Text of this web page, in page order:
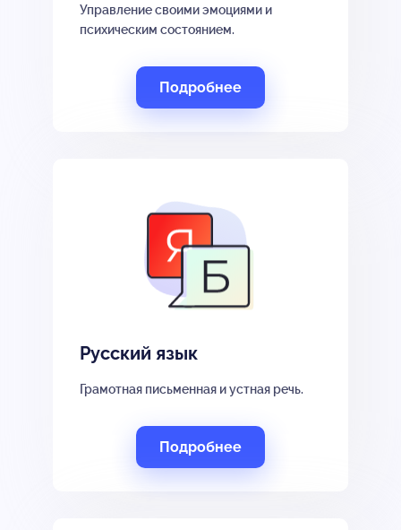
Управление своими эмоциями и
психическим состоянием.
Подробнее
Русский язык
Грамотная письменная и устная речь.
Подробнее